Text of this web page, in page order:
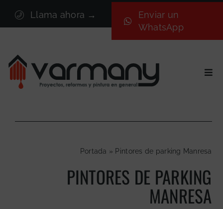
contenido
Llama ahora →
Enviar un
WhatsApp
Sectores
Portada » Pintores de parking Manresa
PINTORES DE PARKING
MANRESA